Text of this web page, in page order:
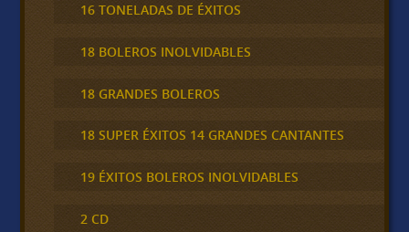
16 TONELADAS DE ÉXITOS
18 BOLEROS INOLVIDABLES
18 GRANDES BOLEROS
18 SUPER ÉXITOS 14 GRANDES CANTANTES
19 ÉXITOS BOLEROS INOLVIDABLES
2 CD